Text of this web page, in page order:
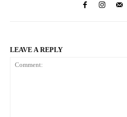
LEAVE A REPLY